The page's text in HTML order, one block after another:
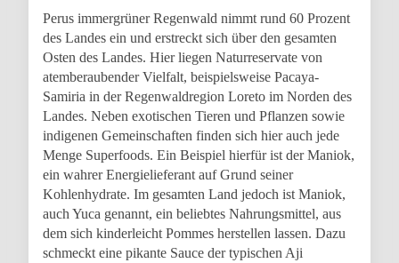
Perus immergrüner Regenwald nimmt rund 60 Prozent
des Landes ein und erstreckt sich über den gesamten
Osten des Landes. Hier liegen Naturreservate von
atemberaubender Vielfalt, beispielsweise Pacaya-
Samiria in der Regenwaldregion Loreto im Norden des
Landes. Neben exotischen Tieren und Pflanzen sowie
indigenen Gemeinschaften finden sich hier auch jede
Menge Superfoods. Ein Beispiel hierfür ist der Maniok,
ein wahrer Energielieferant auf Grund seiner
Kohlenhydrate. Im gesamten Land jedoch ist Maniok,
auch Yuca genannt, ein beliebtes Nahrungsmittel, aus
dem sich kinderleicht Pommes herstellen lassen. Dazu
schmeckt eine pikante Sauce der typischen Aji